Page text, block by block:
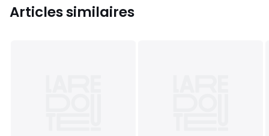
Articles similaires